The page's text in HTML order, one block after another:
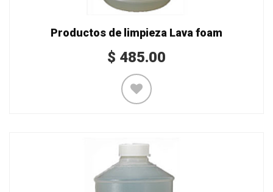
Productos de limpieza Lava foam
$ 485.00